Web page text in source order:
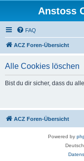
Anstoss
FAQ
ACZ Foren-Übersicht
Alle Cookies löschen
Bist du dir sicher, dass du
ACZ Foren-Übersicht
Powered by